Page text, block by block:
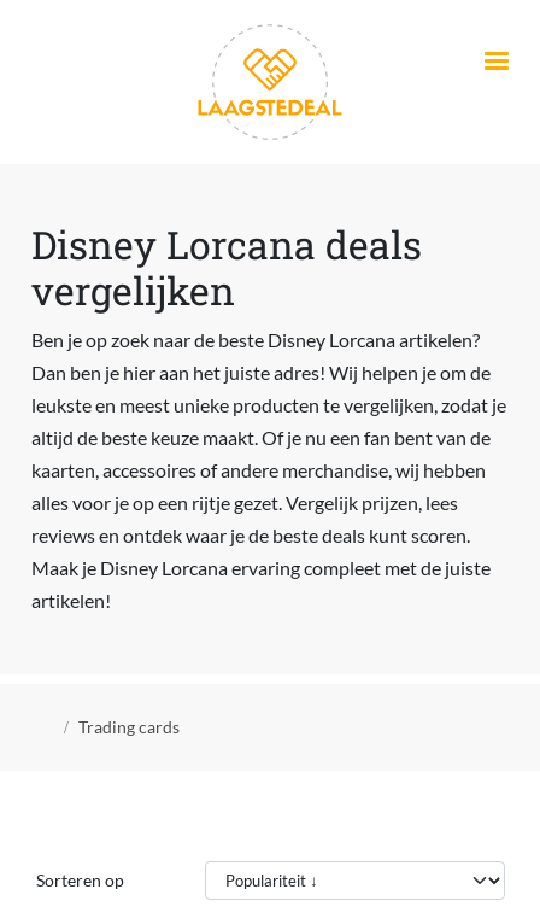
Disney Lorcana deals
vergelijken
Ben je op zoek naar de beste Disney Lorcana artikelen?
Dan ben je hier aan het juiste adres! Wij helpen je om de
leukste en meest unieke producten te vergelijken, zodat je
altijd de beste keuze maakt. Of je nu een fan bent van de
kaarten, accessoires of andere merchandise, wij hebben
alles voor je op een rijtje gezet. Vergelijk prijzen, lees
reviews en ontdek waar je de beste deals kunt scoren.
Maak je Disney Lorcana ervaring compleet met de juiste
artikelen!
Kruimelpad
Trading cards
Sorteren op